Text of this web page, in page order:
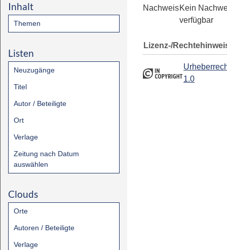
Inhalt
Themen
Listen
Neuzugänge
Titel
Autor / Beteiligte
Ort
Verlage
Zeitung nach Datum
auswählen
Clouds
Orte
Autoren / Beteiligte
Verlage
NachweisKein
verfügbar
Lizenz-/
1.0